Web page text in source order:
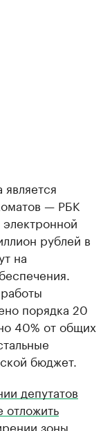
— РБК
рублей в
на
порядка 20
40% от общих
бюджет.
депутатов
зоны